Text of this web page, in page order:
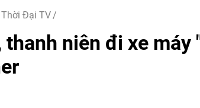
Thời Đại TV
thanh niên đi xe